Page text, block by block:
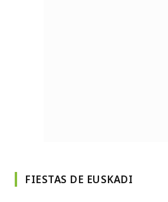
FIESTAS DE EUSKADI